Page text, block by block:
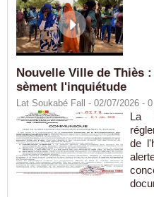
Nouvelle Ville de Thiès
sèment l'inquiétude
Lat Soukabé Fall - 02/07/2026 - 0
La
de